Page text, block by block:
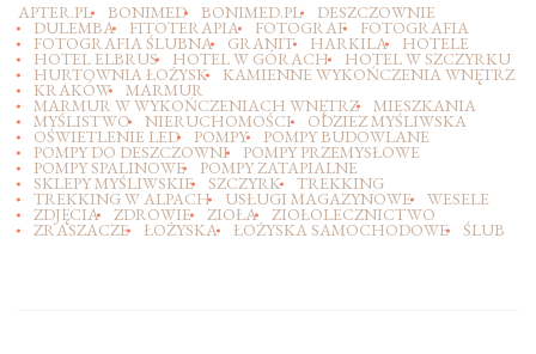
APTER.PL BONIMED BONIMED.PL DESZCZOWNIE
DULEMBA FITOTERAPIA FOTOGRAF FOTOGRAFIA
FOTOGRAFIA ŚLUBNA GRANIT HARKILA HOTELE
HOTEL ELBRUS HOTEL W GÓRACH HOTEL W SZCZYRKU
HURTOWNIA ŁOŻYSK KAMIENNE WYKOŃCZENIA WNĘTRZ
KRAKÓW MARMUR
MARMUR W WYKOŃCZENIACH WNĘTRZ MIESZKANIA
MYŚLISTWO NIERUCHOMOŚCI ODZIEZ MYŚLIWSKA
OŚWIETLENIE LED POMPY POMPY BUDOWLANE
POMPY DO DESZCZOWNI POMPY PRZEMYSŁOWE
POMPY SPALINOWE POMPY ZATAPIALNE
SKLEPY MYŚLIWSKIE SZCZYRK TREKKING
TREKKING W ALPACH USŁUGI MAGAZYNOWE WESELE
ZDJĘCIA ZDROWIE ZIOŁA ZIOŁOLECZNICTWO
ZRASZACZE ŁOŻYSKA ŁOŻYSKA SAMOCHODOWE ŚLUB